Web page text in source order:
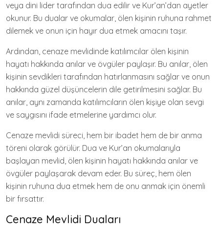
veya dini lider tarafından dua edilir ve Kur’an’dan ayetler
okunur. Bu dualar ve okumalar, ölen kişinin ruhuna rahmet
dilemek ve onun için hayır dua etmek amacını taşır.
Ardından, cenaze mevlidinde katılımcılar ölen kişinin
hayatı hakkında anılar ve övgüler paylaşır. Bu anılar, ölen
kişinin sevdikleri tarafından hatırlanmasını sağlar ve onun
hakkında güzel düşüncelerin dile getirilmesini sağlar. Bu
anılar, aynı zamanda katılımcıların ölen kişiye olan sevgi
ve saygısını ifade etmelerine yardımcı olur.
Cenaze mevlidi süreci, hem bir ibadet hem de bir anma
töreni olarak görülür. Dua ve Kur’an okumalarıyla
başlayan mevlid, ölen kişinin hayatı hakkında anılar ve
övgüler paylaşarak devam eder. Bu süreç, hem ölen
kişinin ruhuna dua etmek hem de onu anmak için önemli
bir fırsattır.
Cenaze Mevlidi Duaları